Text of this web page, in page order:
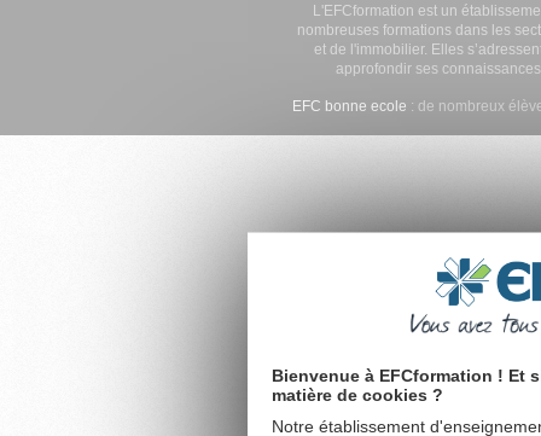
L'EFCformation est un
nombreuses formations dans les
et de l'immobilier. Elles
approfondir ses
EFC bonne ecole : de nombreux
Bienvenue à EFCformation ! Et
matière de cookies ?
Notre établissement